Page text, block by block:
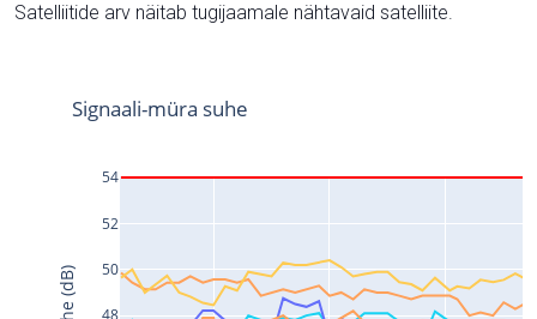
Satelliitide arv näitab tugijaamale nähtavaid satelliite.